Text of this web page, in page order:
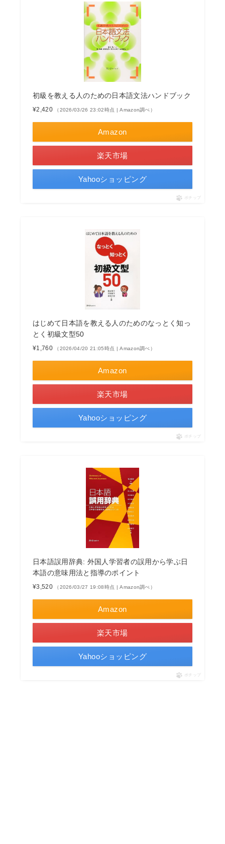
初級を教える人のための日本語文法ハンドブック
¥2,420 （2026/03/26 23:02時点 | Amazon調べ）
Amazon
楽天市場
Yahooショッピング
ポチップ
はじめて日本語を教える人のためのなっとく知っ
とく初級文型50
¥1,760 （2026/04/20 21:05時点 | Amazon調べ）
Amazon
楽天市場
Yahooショッピング
ポチップ
日本語誤用辞典: 外国人学習者の誤用から学ぶ日
本語の意味用法と指導のポイント
¥3,520 （2026/03/27 19:08時点 | Amazon調べ）
Amazon
楽天市場
Yahooショッピング
ポチップ